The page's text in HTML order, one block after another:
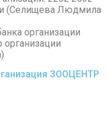
(Селищева Людмила
организации
ЗООЦЕНТР